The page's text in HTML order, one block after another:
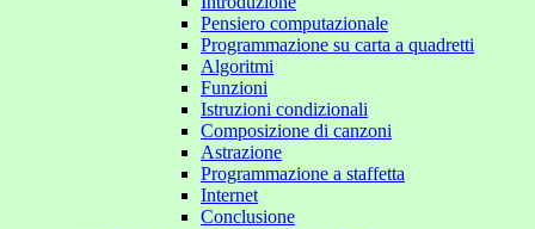
Pensiero computazionale
Programmazione su carta a quadretti
Algoritmi
Funzioni
Istruzioni condizionali
Composizione di canzoni
Astrazione
Programmazione a staffetta
Internet
Conclusione